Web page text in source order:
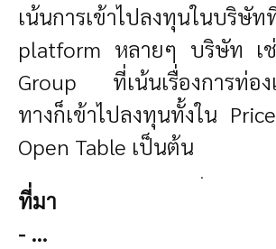
เน้นการเข้าไปลงทุนในบริษัท
platform หลายๆ บริษัท เ
Group ที่เน้นเรื่องการท่อง
ทางก็เข้าไปลงทุนทั้งใน
Open Table เป็นต้น
.
ที่มา
- ...